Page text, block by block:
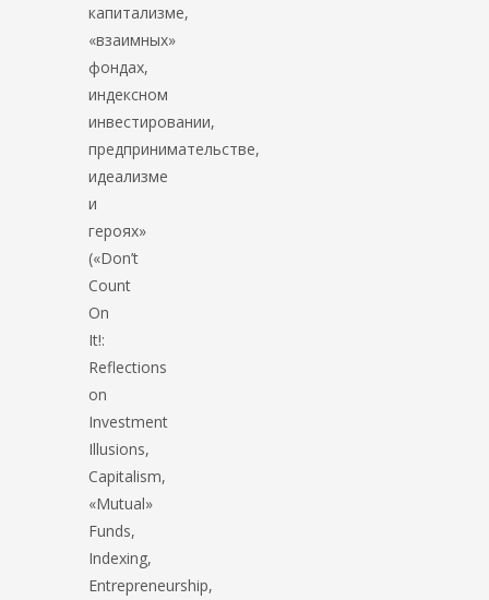
капитализме,
«взаимных»
фондах,
индексном
инвестировании,
предпринимательстве,
идеализме
и
героях»
(«Don’t
Count
On
It!:
Reflections
on
Investment
Illusions,
Capitalism,
«Mutual»
Funds,
Indexing,
Entrepreneurship,